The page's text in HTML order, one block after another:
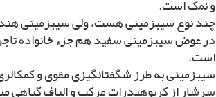
و نمک است.
چند نوع سیب‏زمینى هست، ولى سیب‏زمینى
در عوض سیب‏زمینى سفید هم جزء خانواده
است.
سیب‏زمینى به طرز شگفت‏انگیزى مقوى و